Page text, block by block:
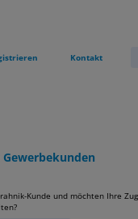
Kontakt
Kunde und möchten Ihre